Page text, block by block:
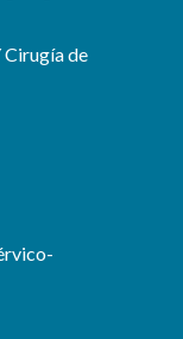
Cirugía de